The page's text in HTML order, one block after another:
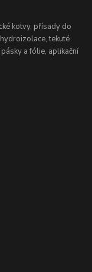
kotvy, přísady do
tekuté
a fólie, aplikační